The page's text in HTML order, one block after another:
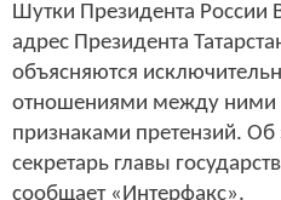
Шутки Президента России
адрес Президента
объясняются
отношениями между ними
признаками претензий. Об
секретарь главы
сообщает «Интерфакс».